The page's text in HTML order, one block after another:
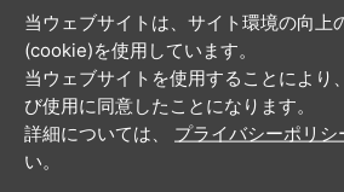
当ウェブサイトは、サイト環境の向上
(cookie)を使用しています。
当ウェブサイトを使用することにより
び使用に同意したことになります。
詳細については、 プライバシーポリシ
い。